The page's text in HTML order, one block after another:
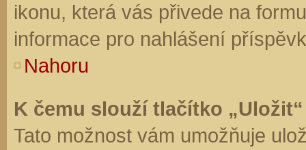
ikonu, která vás přivede na
informace pro nahlášení
Nahoru
K čemu slouží tlačítko
Tato možnost vám umožňuje